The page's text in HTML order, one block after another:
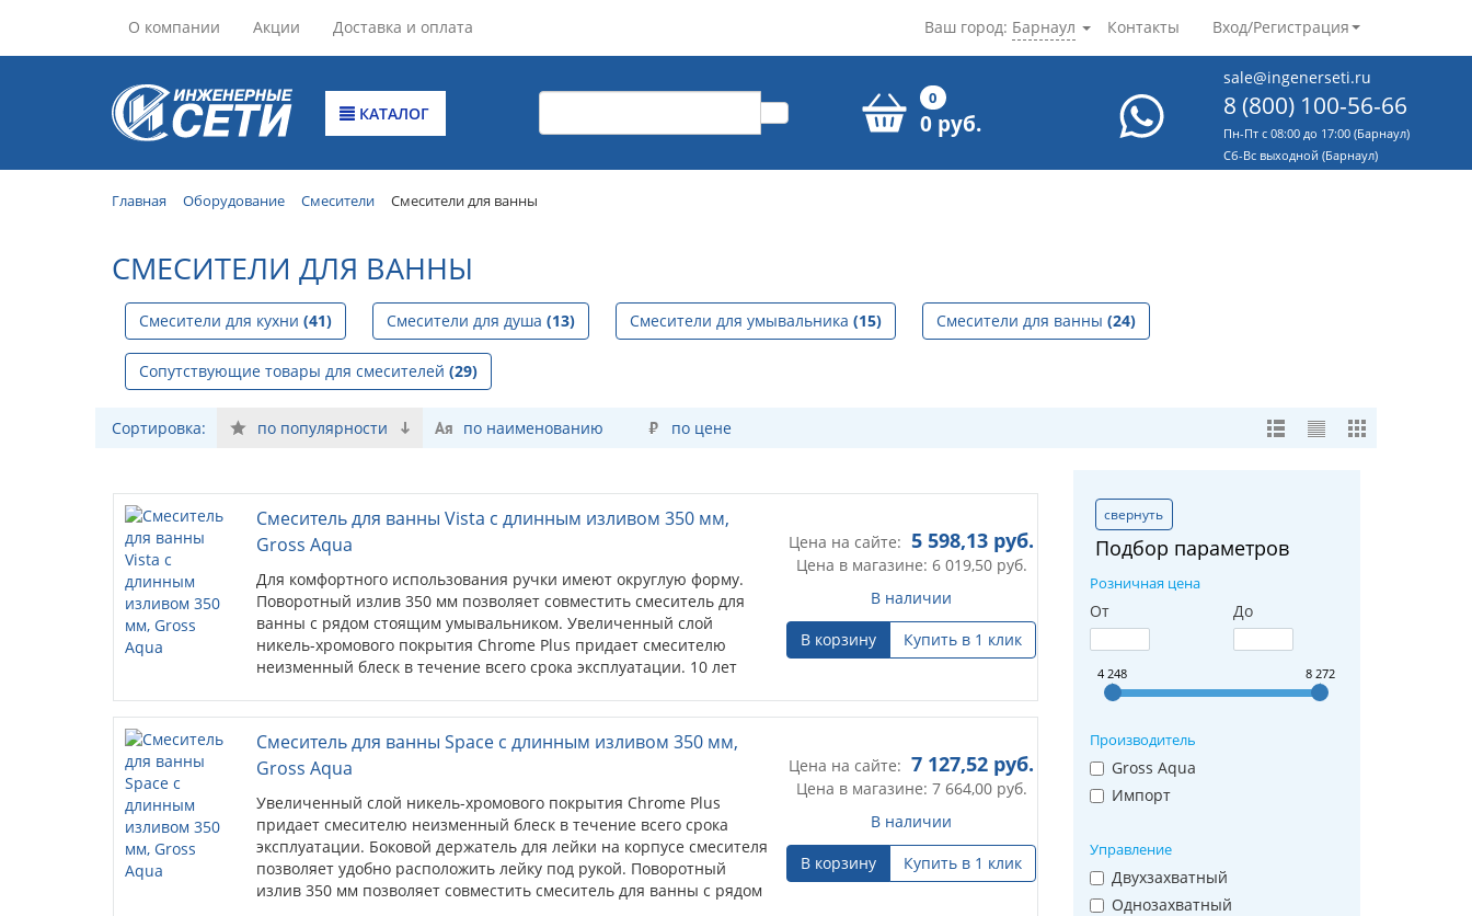
О компании Акции Доставка и оплата Контакты Вход/Регистрация
Ваш город: Барнаул
КАТАЛОГ
0
0 руб.
sale@ingenerseti.ru
8 (800) 100-56-66
Пн-Пт с 08:00 до 17:00 (Барнаул)
Cб-Вс выходной (Барнаул)
Главная Оборудование Смесители Смесители для ванны
СМЕСИТЕЛИ ДЛЯ ВАННЫ
Смесители для кухни (41) Смесители для душа (13) Смесители для умывальника (15) Смесители для ванны (24)
Сопутствующие товары для смесителей (29)
Сортировка: по популярности по наименованию по цене
свернуть
Подбор параметров
Розничная цена
От До
4 248 8 272
Производитель
Gross Aqua
Импорт
Управление
Двухзахватный
Однозахватный
Смеситель для ванны Vista с длинным изливом 350 мм,
Gross Aqua
Для комфортного использования ручки имеют округлую форму.
Поворотный излив 350 мм позволяет совместить смеситель для
ванны с рядом стоящим умывальником. Увеличенный слой
никель-хромового покрытия Chrome Plus придает смесителю
неизменный блеск в течение всего срока эксплуатации. 10 лет
Цена на сайте: 5 598,13 руб.
Цена в магазине: 6 019,50руб.
В наличии
В корзину
Купить в 1 клик
Смеситель для ванны Space с длинным изливом 350 мм,
Gross Aqua
Увеличенный слой никель-хромового покрытия Chrome Plus
придает смесителю неизменный блеск в течение всего срока
эксплуатации. Боковой держатель для лейки на корпусе смесителя
позволяет удобно расположить лейку под рукой. Поворотный
излив 350 мм позволяет совместить смеситель для ванны с рядом
Цена на сайте: 7 127,52 руб.
Цена в магазине: 7 664,00руб.
В наличии
В корзину
Купить в 1 клик